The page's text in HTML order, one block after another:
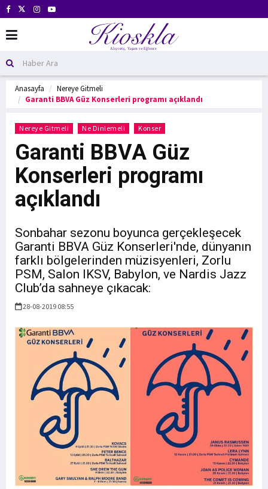
Anasayfa
Nereye Gitmeli
Garanti BBVA Güz Konserleri programı açıklandı
Nereye Gitmeli Ne Dinlemeli Konser
Garanti BBVA Güz
Konserleri programı
açıklandı
Sonbahar sezonu boyunca gerçekleşecek
Garanti BBVA Güz Konserleri'nde, dünyanın
farklı bölgelerinden müzisyenleri, Zorlu
PSM, Salon IKSV, Babylon, ve Nardis Jazz
Club’da sahneye çıkacak:
28-08-2019 08:55